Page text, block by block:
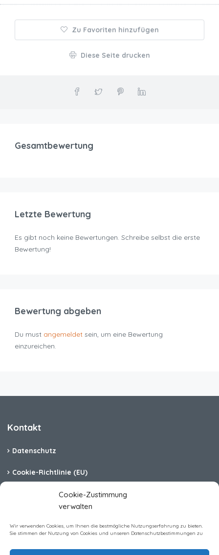
Cookie-Zustimmung
verwalten
Wir verwenden Cookies, um Ihnen die bestmögliche Nutzungserfahrung zu bieten.
Sie stimmen der Nutzung von Cookies und unseren Datenschutzbestimmungen zu
Zu Favoriten hinzufügen
Diese Seite drucken
Gesamtbewertung
Letzte Bewertung
Es gibt noch keine Bewertungen. Schreibe selbst die erste
Bewertung!
Bewertung abgeben
Du must angemeldet sein, um eine Bewertung
einzureichen.
Kontakt
Datenschutz
Cookie-Richtlinie (EU)
Barrierefreiheit